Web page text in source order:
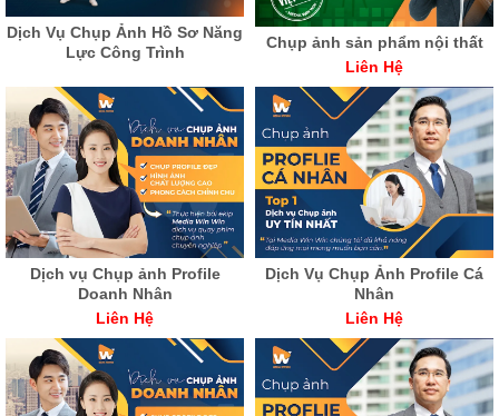
Dịch Vụ Chụp Ảnh Hồ Sơ Năng
Lực Công Trình
Chụp ảnh sản phẩm nội thất
Liên Hệ
Dịch vụ Chụp ảnh Profile
Doanh Nhân
Liên Hệ
Dịch Vụ Chụp Ảnh Profile Cá
Nhân
Liên Hệ